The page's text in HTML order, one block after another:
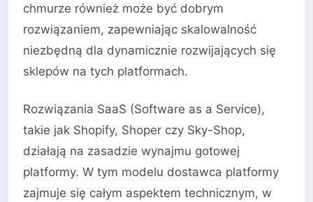
chmurze również może być dobrym
rozwiązaniem, zapewniając skalowalność
niezbędną dla dynamicznie rozwijających się
sklepów na tych platformach.
Rozwiązania SaaS (Software as a Service),
takie jak Shopify, Shoper czy Sky-Shop,
działają na zasadzie wynajmu gotowej
platformy. W tym modelu dostawca platformy
zajmuje się całym aspektem technicznym, w